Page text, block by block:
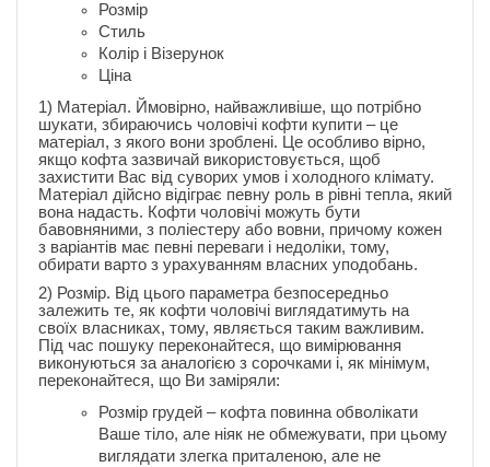
Розмір
Стиль
Колір і Візерунок
Ціна
1) Матеріал. Ймовірно, найважливіше, що потрібно
шукати, збираючись чоловічі кофти купити – це
матеріал, з якого вони зроблені. Це особливо вірно,
якщо кофта зазвичай використовується, щоб
захистити Вас від суворих умов і холодного клімату.
Матеріал дійсно відіграє певну роль в рівні тепла, який
вона надасть. Кофти чоловічі можуть бути
бавовняними, з поліестеру або вовни, причому кожен
з варіантів має певні переваги і недоліки, тому,
обирати варто з урахуванням власних уподобань.
2) Розмір. Від цього параметра безпосередньо
залежить те, як кофти чоловічі виглядатимуть на
своїх власниках, тому, являється таким важливим.
Під час пошуку переконайтеся, що вимірювання
виконуються за аналогією з сорочками і, як мінімум,
переконайтеся, що Ви заміряли:
Розмір грудей – кофта повинна обволікати
Ваше тіло, але ніяк не обмежувати, при цьому
виглядати злегка приталеною, але не